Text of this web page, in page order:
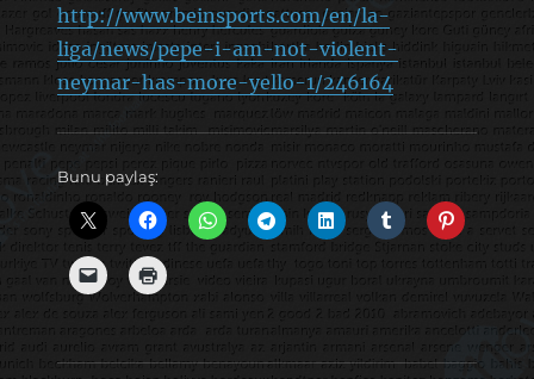
http://www.beinsports.com/en/la-
liga/news/pepe-i-am-not-violent-
neymar-has-more-yello-1/246164
Bunu paylaş: